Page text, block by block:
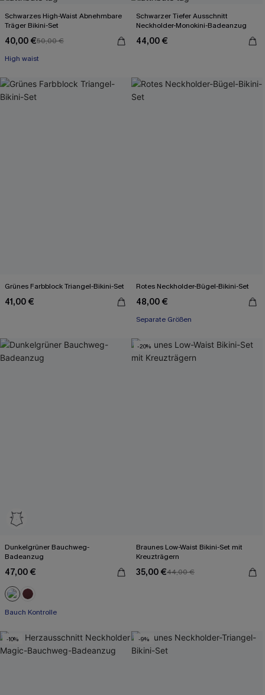
Schwarzes High-Waist Abnehmbare
Träger Bikini-Set
40,00 €50,00 €
High waist
Schwarzer Tiefer Ausschnitt
Neckholder-Monokini-Badeanzug
44,00 €
Grünes Farbblock Triangel-Bikini-Set
41,00 €
Rotes Neckholder-Bügel-Bikini-Set
48,00 €
Separate Größen
Dunkelgrüner Bauchweg-
Badeanzug
47,00 €
Bauch Kontrolle
-20%
Braunes Low-Waist Bikini-Set mit
Kreuzträgern
35,00 €44,00 €
-10% -9%